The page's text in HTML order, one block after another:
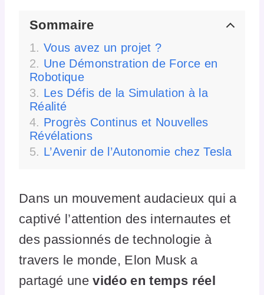
Sommaire
Vous avez un projet ?
Une Démonstration de Force en
Robotique
Les Défis de la Simulation à la
Réalité
Progrès Continus et Nouvelles
Révélations
L’Avenir de l’Autonomie chez Tesla
Dans un mouvement audacieux qui a
captivé l’attention des internautes et
des passionnés de technologie à
travers le monde, Elon Musk a
partagé unevidéo en temps réel